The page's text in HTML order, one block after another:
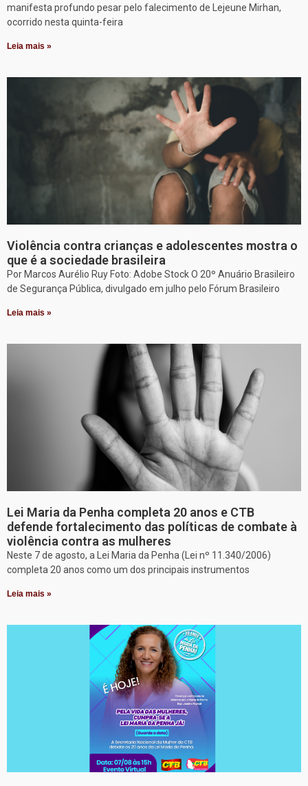
manifesta profundo pesar pelo falecimento de Lejeune Mirhan,
ocorrido nesta quinta-feira
Leia mais »
Violência contra crianças e adolescentes mostra o
que é a sociedade brasileira
Por Marcos Aurélio Ruy Foto: Adobe Stock O 20º Anuário Brasileiro
de Segurança Pública, divulgado em julho pelo Fórum Brasileiro
Leia mais »
Lei Maria da Penha completa 20 anos e CTB
defende fortalecimento das políticas de combate à
violência contra as mulheres
Neste 7 de agosto, a Lei Maria da Penha (Lei nº 11.340/2006)
completa 20 anos como um dos principais instrumentos
Leia mais »